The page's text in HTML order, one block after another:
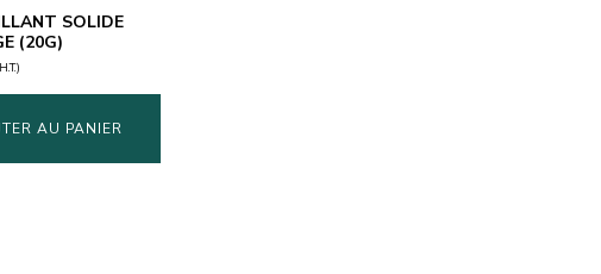
SOLIDE
(20G)
H.T.)
AU PANIER